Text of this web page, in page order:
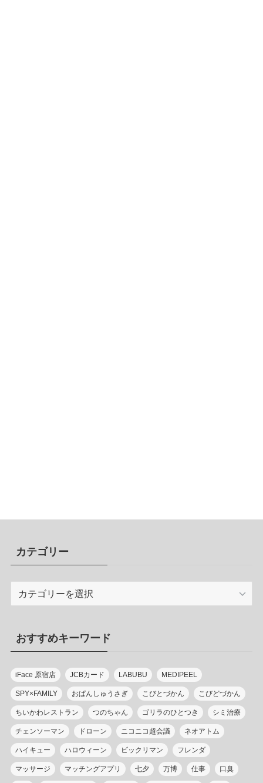
カテゴリー
リ
ー
おすすめキーワード
iFace 原宿店 JCBカード LABUBU MEDIPEEL
SPY×FAMILY おぱんしゅうさぎ こびとづかん こびどづかん
ちいかわレストラン つのちゃん ゴリラのひとつき シミ治療
チェンソーマン ドローン ニコニコ超会議 ネオアトム
ハイキュー ハロウィーン ビックリマン フレンダ
マッサージ マッチングアプリ 七夕 万博 仕事 口臭